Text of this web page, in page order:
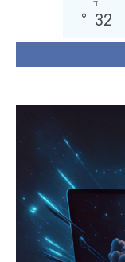
ד
32
°